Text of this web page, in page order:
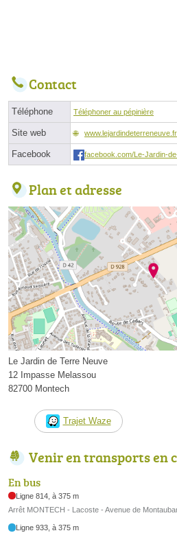
Contact
Téléphone Téléphoner au pépinière
Site web www.lejardindeterreneuve.fr
Facebook facebook.com/Le-Jardin-
Plan et adresse
Le Jardin de Terre Neuve
12 Impasse Melassou
82700 Montech
Trajet Waze
Venir en transports en
En bus
Ligne 814, à 375 m
Arrêt MONTECH - Lacoste - Avenue de
Ligne 933, à 375 m